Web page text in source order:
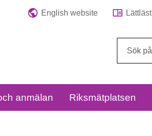
English website Lättläst
anmälan Riksmätplatsen